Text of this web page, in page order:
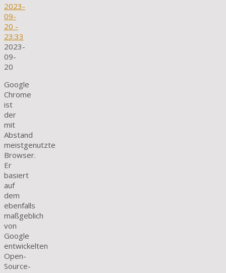
2023-
09-
20 -
23:33
2023-
09-
20
Google
Chrome
ist
der
mit
Abstand
meistgenutzte
Browser.
Er
basiert
auf
dem
ebenfalls
maßgeblich
von
Google
entwickelten
Open-
Source-